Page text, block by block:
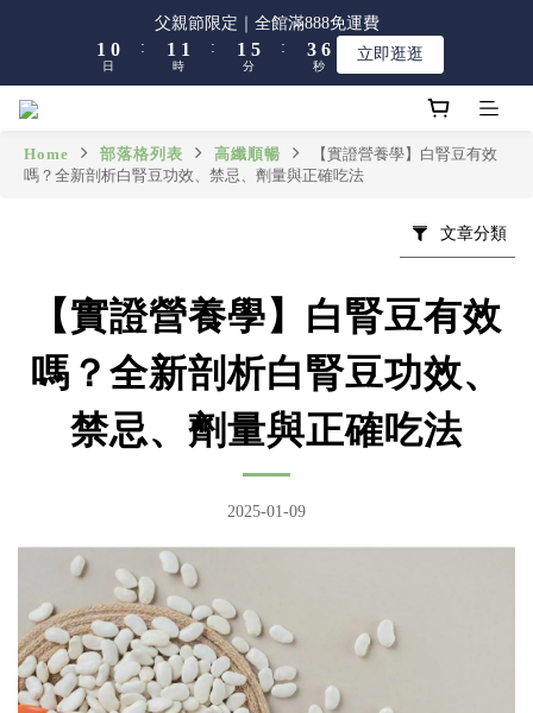
父親節限定｜全館滿888免運費
1
0
0
日
:
2
1
0
2
1
0
時
:
2
1
0
6
5
4
1
0
分
:
4
3
2
7
6
5
2
1
秒
立即逛逛
父親節限定｜全館滿888免運費
1
0
0
日
:
2
1
0
2
1
0
時
:
2
1
0
6
5
4
1
0
分
:
4
3
2
7
6
5
2
1
秒
立即逛逛
7
6
4
3
6
5
3
2
9
8
7
6
4
3
9
8
7
6
3
9
8
7
6
4
3
8
7
2
1
0
9
8
5 8
7
3
2
0
立即逛逛
Home 部落格列表 高纖順暢
【實證營養學】白腎豆有效
嗎？全新剖析白腎豆功效、禁忌、劑量與正確吃法
文章分類
【實證營養學】白腎豆有效
嗎？全新剖析白腎豆功效、
禁忌、劑量與正確吃法
2025-01-09